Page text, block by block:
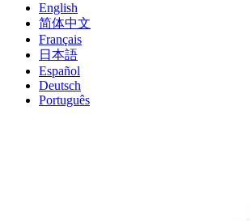
English
简体中文
Français
日本語
Español
Deutsch
Português